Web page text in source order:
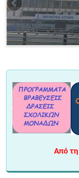
Από τη